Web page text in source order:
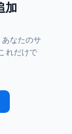
加
なたのサ
れだけで